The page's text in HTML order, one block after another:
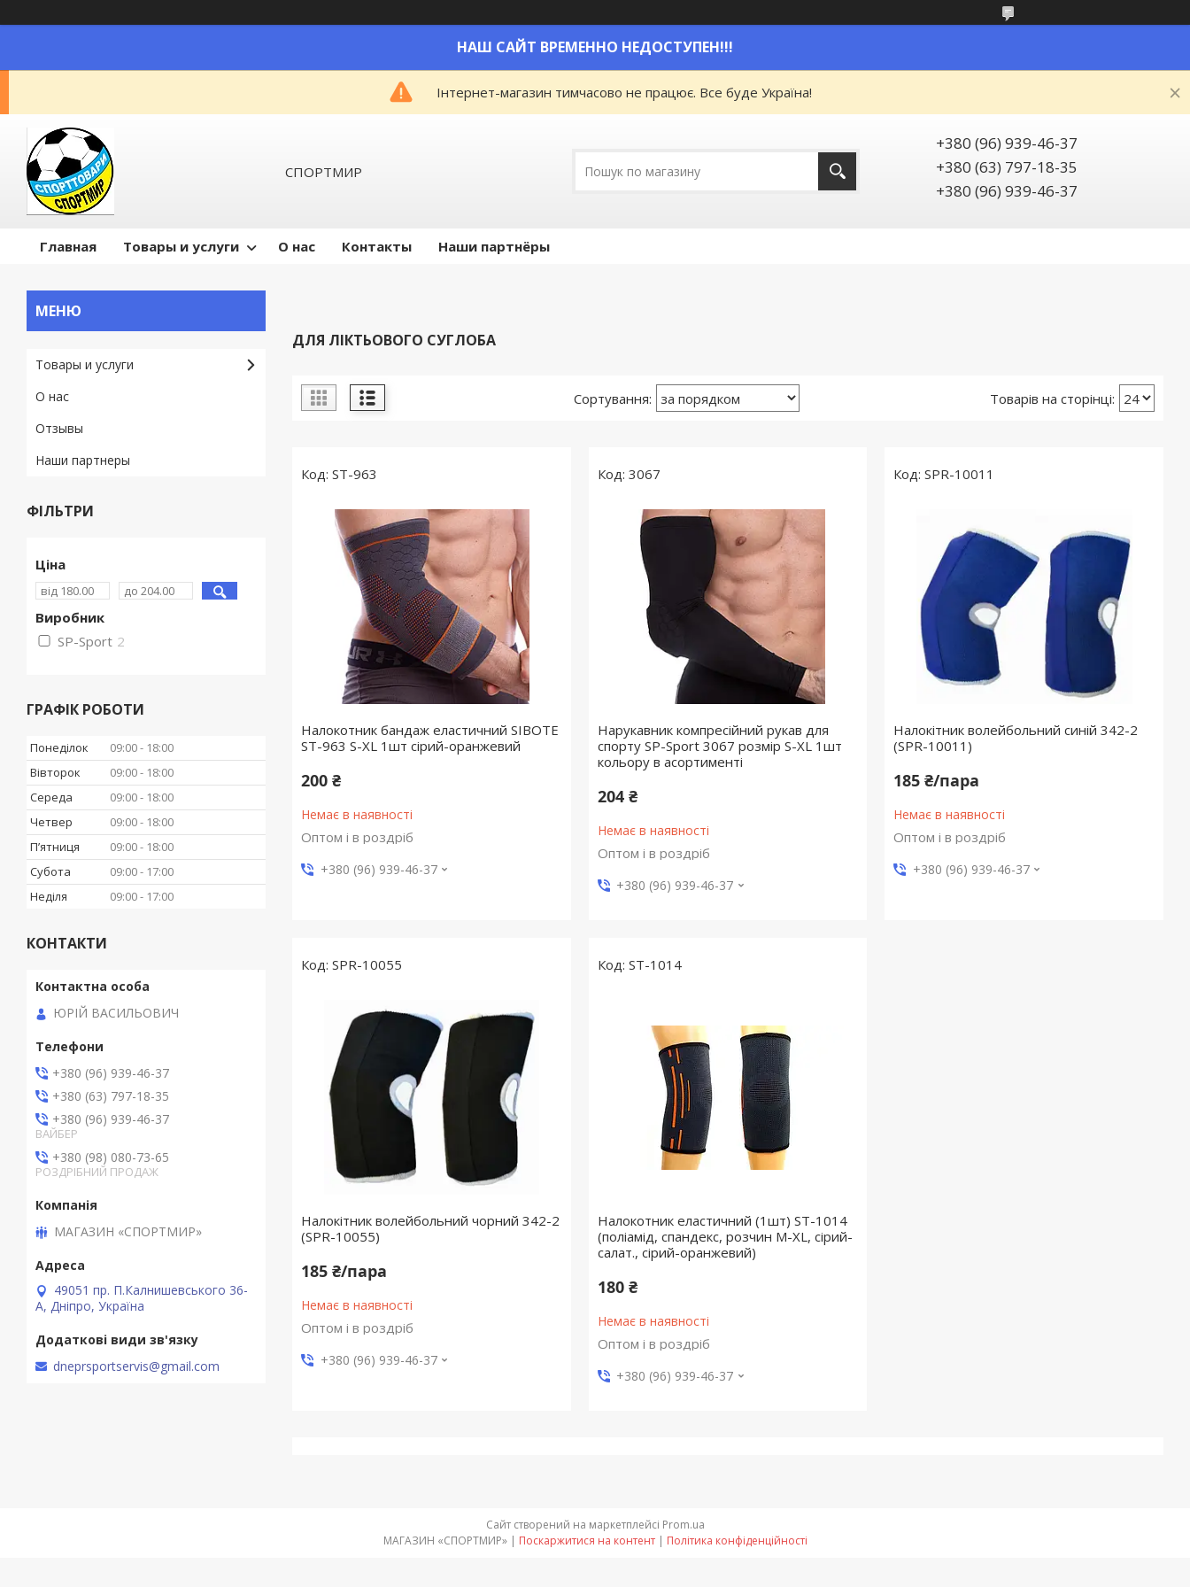
НАШ САЙТ ВРЕМЕННО НЕДОСТУПЕН!!!
Інтернет-магазин тимчасово не працює. Все буде Україна!
СПОРТМИР
+380 (96) 939-46-37
+380 (63) 797-18-35
+380 (96) 939-46-37
Главная Товары и услуги О нас Контакты Наши партнёры
ДЛЯ ЛІКТЬОВОГО СУГЛОБА
ST-963
Налокотник бандаж еластичний SIBOTE
ST-963 S-XL 1шт сірий-оранжевий
200 ₴
Немає в наявності
Оптом і в роздріб
+380 (96) 939-46-37
3067
Нарукавник компресійний рукав для
спорту SP-Sport 3067 розмір S-XL 1шт
кольору в асортименті
204 ₴
Немає в наявності
Оптом і в роздріб
+380 (96) 939-46-37
SPR-10011
Налокітник волейбольний синій 342-2
(SPR-10011)
185 ₴/пара
Немає в наявності
Оптом і в роздріб
+380 (96) 939-46-37
SPR-10055
Налокітник волейбольний чорний 342-2
(SPR-10055)
185 ₴/пара
Немає в наявності
Оптом і в роздріб
+380 (96) 939-46-37
ST-1014
Налокотник еластичний (1шт) ST-1014
(поліамід, спандекс, розчин M-XL, сірий-
салат., сірий-оранжевий)
180 ₴
Немає в наявності
Оптом і в роздріб
+380 (96) 939-46-37
Товары и услуги
О нас
Отзывы
Наши партнеры
ФІЛЬТРИ
Ціна
Виробник
SP-Sport 2
ГРАФІК РОБОТИ
Понеділок 09:00
18:00
Вівторок
09:00
18:00
Середа
09:00
18:00
Четвер
09:00
18:00
Пʼятниця
09:00
18:00
Субота
09:00
17:00
Неділя
09:00 17:00
КОНТАКТИ
ЮРІЙ ВАСИЛЬОВИЧ
+380 (96) 939-46-37
+380 (63) 797-18-35
+380 (96) 939-46-37
ВАЙБЕР
+380 (98) 080-73-65
РОЗДРІБНИЙ ПРОДАЖ
МАГАЗИН «СПОРТМИР»
49051 пр. П.Калнишевського 36-
А, Дніпро, Україна
dneprsportservis@gmail.com
Сайт створений на маркетплейсі Prom.ua
Поскаржитися на контент Політика конфіденційності